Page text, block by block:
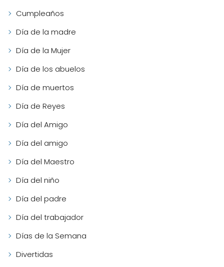
Cumpleaños
Día de la madre
Día de la Mujer
Día de los abuelos
Día de muertos
Día de Reyes
Día del Amigo
Día del amigo
Día del Maestro
Día del niño
Día del padre
Día del trabajador
Días de la Semana
Divertidas